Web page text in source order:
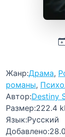
Жанр:Драма,
романы,
Автор:Destiny
Размер:222.4
Язык:Русский
Добавлено: